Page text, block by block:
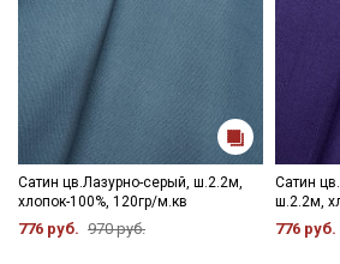
Сатин цв.Лазурно-серый, ш.2.2м,
хлопок-100%, 120гр/м.кв
776 руб. 970 руб.
Сатин
ш.2.2м,
776 руб.